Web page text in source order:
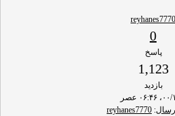
reyhanes7770
0
پاسخ
1,123
بازدید
عصر
:
reyhanes7770